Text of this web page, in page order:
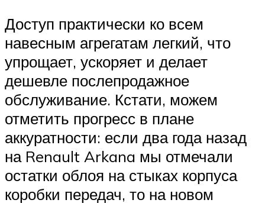
Доступ практически ко всем
навесным агрегатам легкий, что
упрощает, ускоряет и делает
дешевле послепродажное
обслуживание. Кстати, можем
отметить прогресс в плане
аккуратности: если два года назад
на Renault Arkana мы отмечали
остатки облоя на стыках корпуса
коробки передач, то на новом